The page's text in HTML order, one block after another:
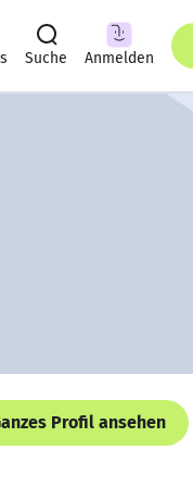
Suche Anmelden
Profil ansehen